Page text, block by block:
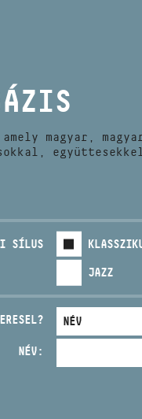
magyar,
SÍLUS
JAZZ
NÉV: